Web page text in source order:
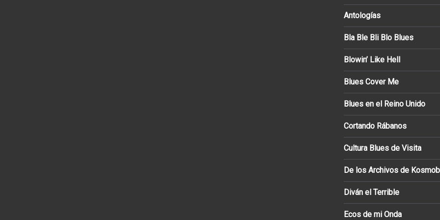
Antologías
Bla Ble Bli Blo Blues
Blowin’ Like Hell
Blues Cover Me
Blues en el Reino Unido
Cortando Rábanos
Cultura Blues de Visita
De los Archivos de
Diván el Terrible
Ecos de mi Onda